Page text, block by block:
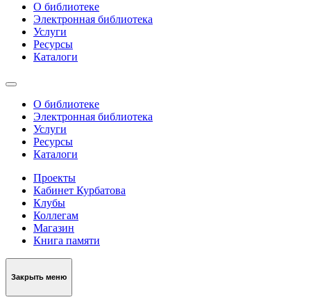
О библиотеке
Электронная библиотека
Услуги
Ресурсы
Каталоги
О библиотеке
Электронная библиотека
Услуги
Ресурсы
Каталоги
Проекты
Кабинет Курбатова
Клубы
Коллегам
Магазин
Книга памяти
Закрыть меню